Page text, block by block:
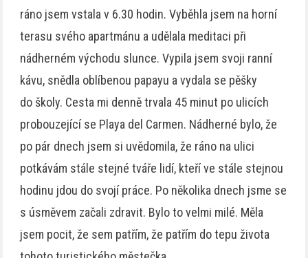
ráno jsem vstala v 6.30 hodin. Vyběhla jsem na horní
terasu svého apartmánu a udělala meditaci při
nádherném východu slunce. Vypila jsem svoji ranní
kávu, snědla oblíbenou papayu a vydala se pěšky
do školy. Cesta mi denně trvala 45 minut po ulicích
probouzející se Playa del Carmen. Nádherné bylo, že
po pár dnech jsem si uvědomila, že ráno na ulici
potkávám stále stejné tváře lidí, kteří ve stále stejnou
hodinu jdou do svojí práce. Po několika dnech jsme se
s úsměvem začali zdravit. Bylo to velmi milé. Měla
jsem pocit, že sem patřím, že patřím do tepu života